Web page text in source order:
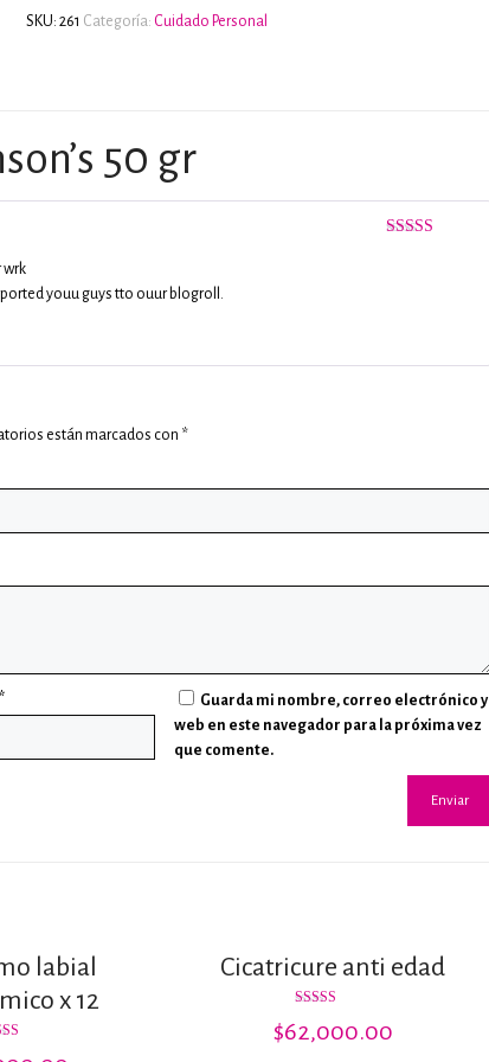
SKU: 261 Categoría: Cuidado Personal
50 gr
wrk
youu guys tto ouur blogroll.
están marcados con *
*
Guarda mi nombre, correo electrónico y
web en este navegador para la próxima vez
que comente.
labial
x 12
Cicatricure anti edad
5.00
$62,000.00